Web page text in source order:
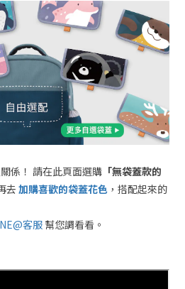
係！ 請在此頁面選購 「無袋蓋款的
去 加購喜歡的袋蓋花色 ，搭配起來的
客服 幫您調看看。